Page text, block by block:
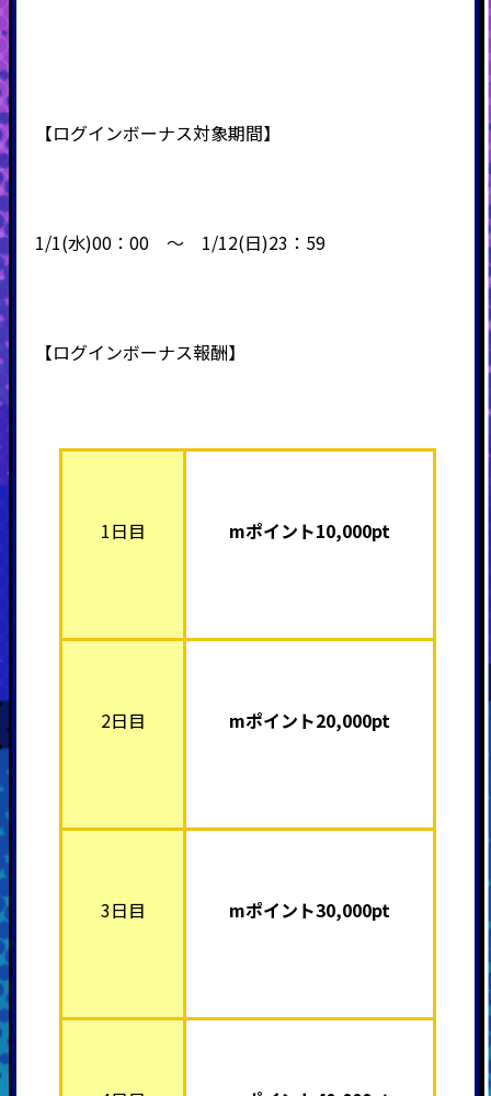
【ログインボーナス対象期間】
1/1(水)00：00 ～ 1/12(日)23：59
【ログインボーナス報酬】
1日目 mポイント10,000pt
2日目 mポイント20,000pt
3日目 mポイント30,000pt